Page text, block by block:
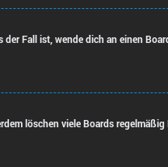
Fall ist, wende dich an einen
löschen viele Boards